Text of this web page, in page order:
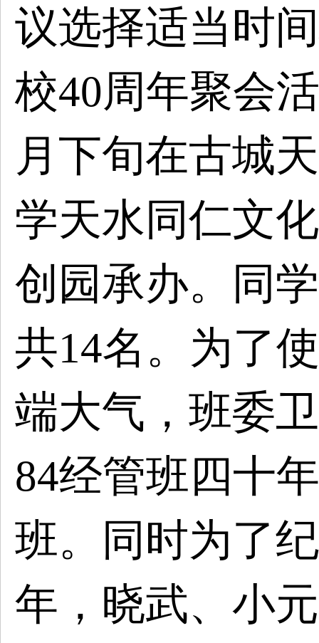
议选择适当时
校40周年聚会
月下旬在古城
学天水同仁文
创园承办。同
共14名。为了
端大气，班委
84经管班四十
班。同时为了
年，晓武、小